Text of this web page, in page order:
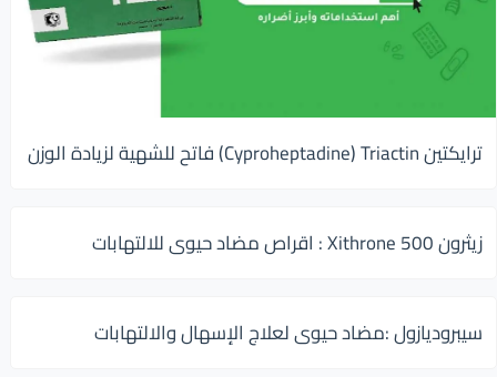
ترايكتين Cyproheptadine) Triactin) فاتح للشهية لزيادة الوزن
زيثرون 500 Xithrone : اقراص مضاد حيوى للالتهابات
سيبروديازول :مضاد حيوى لعلاج الإسهال والالتهابات